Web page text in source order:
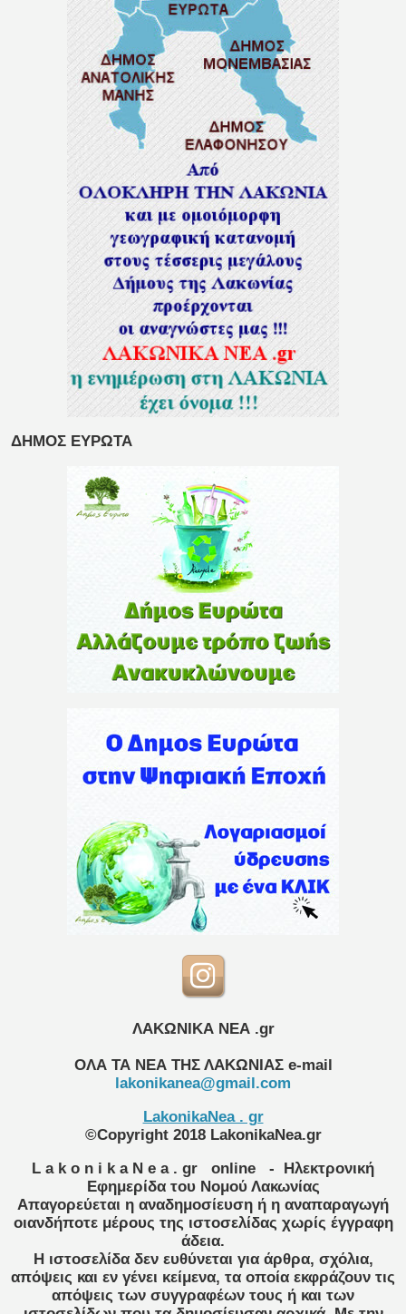
ΔΗΜΟΣ ΕΥΡΩΤΑ
ΛΑΚΩΝΙΚΑ ΝΕΑ .gr
ΟΛΑ ΤΑ ΝΕΑ ΤΗΣ ΛΑΚΩΝΙΑΣ e-mail
lakonikanea@gmail.com
LakonikaNea . gr
©Copyright 2018 LakonikaNea.gr
L a k o n i k a N e a . gr
online
- Ηλεκτρονική
Εφημερίδα του Νομού Λακωνίας
Απαγορεύεται η αναδημοσίευση ή η αναπαραγωγή
οιανδήποτε μέρους της ιστοσελίδας χωρίς έγγραφη
άδεια.
Η ιστοσελίδα δεν ευθύνεται για άρθρα, σχόλια,
απόψεις και εν γένει κείμενα, τα οποία εκφράζουν τις
απόψεις των συγγραφέων τους ή και των